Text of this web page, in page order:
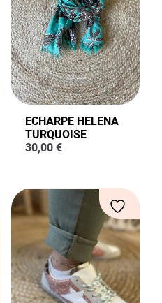
ECHARPE HELENA
TURQUOISE
30,00 €